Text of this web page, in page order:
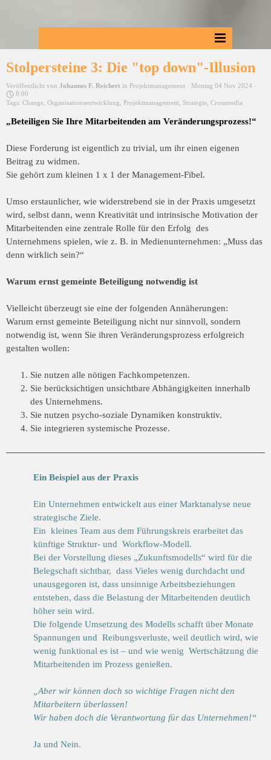
Stolpersteine 3: Die "top down"-Illusion
Veröffentlicht von Johannes F. Reichert in Projektmanagement · Montag 04 Nov 2024 ·
8:00
Tags: Change Organisationsentwicklung Projektmanagement Strategie Crossmedia
„Beteiligen Sie Ihre Mitarbeitenden am Veränderungsprozess!“
Diese Forderung ist eigentlich zu trivial, um ihr einen eigenen
Beitrag zu widmen.
Sie gehört zum kleinen 1 x 1 der Management-Fibel.
Umso erstaunlicher, wie widerstrebend sie in der Praxis umgesetzt
wird, selbst dann, wenn Kreativität und intrinsische Motivation der
Mitarbeitenden eine zentrale Rolle für den Erfolg des
Unternehmens spielen, wie z. B. in Medienunternehmen: „Muss das
denn wirklich sein?“
Warum ernst gemeinte Beteiligung notwendig ist
Vielleicht überzeugt sie eine der folgenden Annäherungen:
Warum ernst gemeinte Beteiligung nicht nur sinnvoll, sondern
notwendig ist, wenn Sie ihren Veränderungsprozess erfolgreich
gestalten wollen:
Sie nutzen alle nötigen Fachkompetenzen.
Sie berücksichtigen unsichtbare Abhängigkeiten innerhalb
des Unternehmens.
Sie nutzen psycho-soziale Dynamiken konstruktiv.
Sie integrieren systemische Prozesse.
Ein Beispiel aus der Praxis
Ein Unternehmen entwickelt aus einer Marktanalyse neue
strategische Ziele.
Ein kleines Team aus dem Führungskreis erarbeitet das
künftige Struktur- und Workflow-Modell.
Bei der Vorstellung dieses „Zukunftsmodells“ wird für die
Belegschaft sichtbar, dass Vieles wenig durchdacht und
unausgegoren ist, dass unsinnige Arbeitsbeziehungen
entstehen, dass die Belastung der Mitarbeitenden deutlich
höher sein wird.
Die folgende Umsetzung des Modells schafft über Monate
Spannungen und Reibungsverluste, weil deutlich wird, wie
wenig funktional es ist – und wie wenig Wertschätzung die
Mitarbeitenden im Prozess genießen.
„Aber wir können doch so wichtige Fragen nicht den
Mitarbeitern überlassen!
Wir haben doch die Verantwortung für das Unternehmen!“
Ja und Nein.